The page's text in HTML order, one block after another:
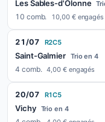
Les Sables-d'Olonne
10 comb. 10,00 € engagés
21/07 R2C5
Saint-Galmier Trio en 4
4 comb. 4,00 € engagés
20/07 R1C5
Vichy Trio en 4